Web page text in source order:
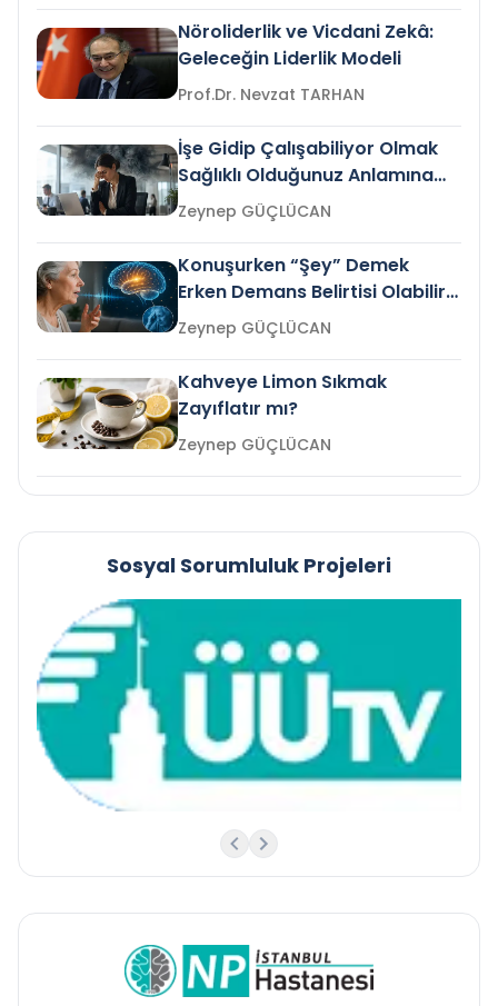
Nöroliderlik ve Vicdani Zekâ:
Geleceğin Liderlik Modeli
Prof.Dr. Nevzat TARHAN
İşe Gidip Çalışabiliyor Olmak
Sağlıklı Olduğunuz Anlamına
Gelir mi?Zeynep GÜÇLÜCAN
Konuşurken “Şey” Demek
Erken Demans Belirtisi Olabilir
mi?
Zeynep GÜÇLÜCAN
Kahveye Limon Sıkmak
Zayıflatır mı?
Zeynep GÜÇLÜCAN
Sosyal Sorumluluk Projeleri